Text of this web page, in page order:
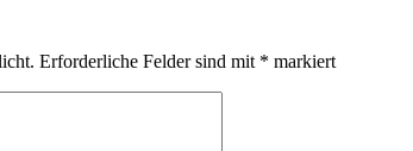
Erforderliche Felder sind mit * markiert